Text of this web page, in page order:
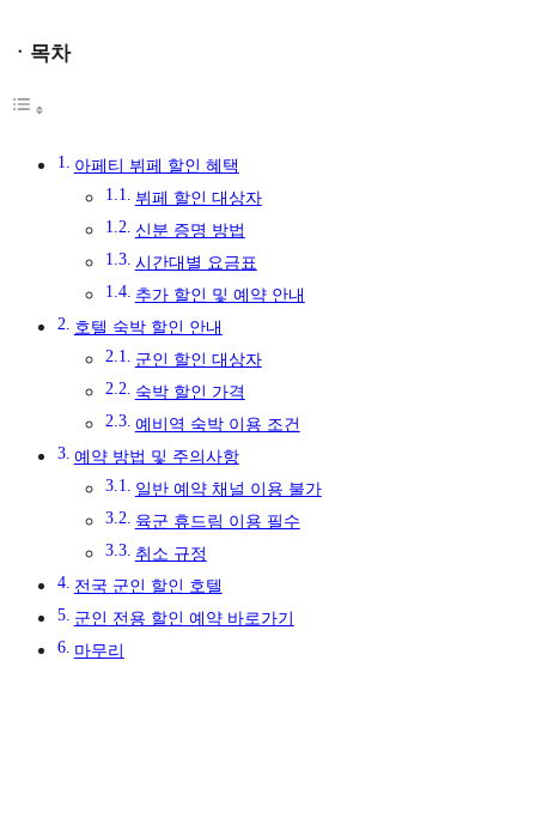
ㆍ목차
아페티 뷔페 할인 혜택
뷔페 할인 대상자
신분 증명 방법
시간대별 요금표
추가 할인 및 예약 안내
호텔 숙박 할인 안내
군인 할인 대상자
숙박 할인 가격
예비역 숙박 이용 조건
예약 방법 및 주의사항
일반 예약 채널 이용 불가
육군 휴드림 이용 필수
취소 규정
전국 군인 할인 호텔
군인 전용 할인 예약 바로가기
마무리